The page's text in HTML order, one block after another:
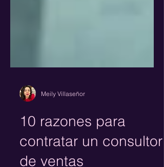
10 razones para
contratar un consultor